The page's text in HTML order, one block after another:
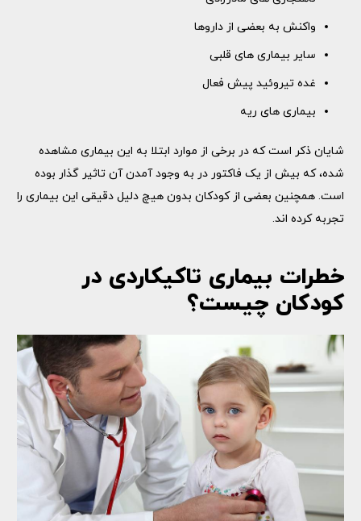
واکنش به بعضی از داروها
سایر بیماری های قلبی
غده تیروئید پیش فعال
بیماری های ریه
شایان ذکر است که در برخی از موارد ابتلا به این بیماری مشاهده
شده، که بیش از یک فاکتور در به وجود آمدن آن تاثیر گذار بوده
است. همچنین بعضی از کودکان بدون هیچ دلیل دقیقی این بیماری را
تجربه کرده‌ اند.
خطرات بیماری تاکیکاردی در
کودکان چیست؟